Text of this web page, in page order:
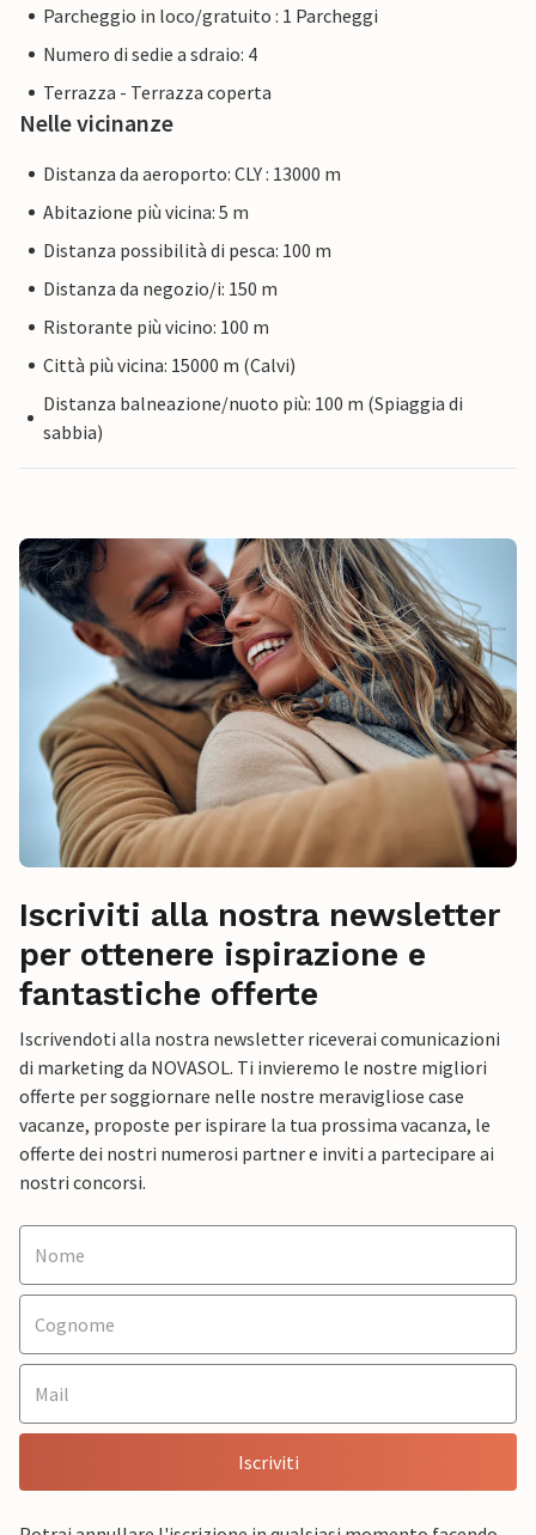
Parcheggio in loco/gratuito : 1 Parcheggi
Numero di sedie a sdraio: 4
Terrazza - Terrazza coperta
Nelle vicinanze
Distanza da aeroporto: CLY : 13000 m
Abitazione più vicina: 5 m
Distanza possibilità di pesca: 100 m
Distanza da negozio/i: 150 m
Ristorante più vicino: 100 m
Città più vicina: 15000 m (Calvi)
Distanza balneazione/nuoto più: 100 m (Spiaggia di
sabbia)
Iscriviti alla nostra newsletter
per ottenere ispirazione e
fantastiche offerte
Iscrivendoti alla nostra newsletter riceverai comunicazioni
di marketing da NOVASOL. Ti invieremo le nostre migliori
offerte per soggiornare nelle nostre meravigliose case
vacanze, proposte per ispirare la tua prossima vacanza, le
offerte dei nostri numerosi partner e inviti a partecipare ai
nostri concorsi.
Iscriviti